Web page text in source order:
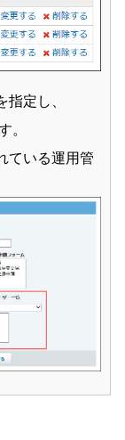
定し、
。
ている運用管